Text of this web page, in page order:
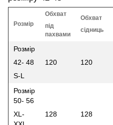
Розмір
Обхват
під
пахвами
Обхват
сідниць
Розмір
42- 48
S-L
120 120
Розмір
50- 56
XL-
128 128